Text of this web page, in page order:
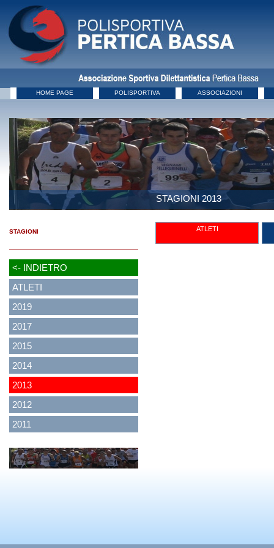
HOME PAGE POLISPORTIVA ASSOCIAZIONI
STAGIONI 2013
STAGIONI
<- INDIETRO
ATLETI
2019
2017
2015
2014
2013
2012
2011
ATLETI